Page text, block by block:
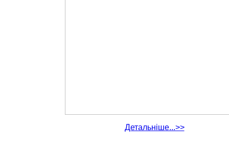
Детальніше...>>